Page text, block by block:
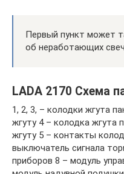
Первый пункт может
об неработающих
LADA 2170 Схема
1, 2, 3, – колодки жгута
жгуту 4 – колодка жгута
жгуту 5 – контакты
выключатель сигнала
приборов 8 – модуль